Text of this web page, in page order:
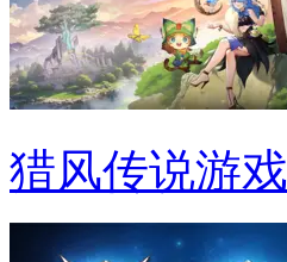
猎风传说游戏